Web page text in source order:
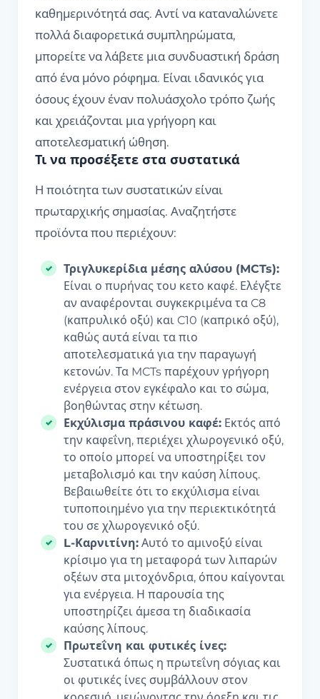
καθημερινότητά σας. Αντί να καταναλώνετε
πολλά διαφορετικά συμπληρώματα,
μπορείτε να λάβετε μια συνδυαστική δράση
από ένα μόνο ρόφημα. Είναι ιδανικός για
όσους έχουν έναν πολυάσχολο τρόπο ζωής
και χρειάζονται μια γρήγορη και
αποτελεσματική ώθηση.
Τι να προσέξετε στα συστατικά
Η ποιότητα των συστατικών είναι
πρωταρχικής σημασίας. Αναζητήστε
προϊόντα που περιέχουν:
Τριγλυκερίδια μέσης αλύσου (MCTs):
Είναι ο πυρήνας του κετο καφέ. Ελέγξτε
αν αναφέρονται συγκεκριμένα τα C8
(καπρυλικό οξύ) και C10 (καπρικό οξύ),
καθώς αυτά είναι τα πιο
αποτελεσματικά για την παραγωγή
κετονών. Τα MCTs παρέχουν γρήγορη
ενέργεια στον εγκέφαλο και το σώμα,
βοηθώντας στην κέτωση.
Εκχύλισμα πράσινου καφέ: Εκτός από
την καφεΐνη, περιέχει χλωρογενικό οξύ,
το οποίο μπορεί να υποστηρίξει τον
μεταβολισμό και την καύση λίπους.
Βεβαιωθείτε ότι το εκχύλισμα είναι
τυποποιημένο για την περιεκτικότητά
του σε χλωρογενικό οξύ.
L-Καρνιτίνη: Αυτό το αμινοξύ είναι
κρίσιμο για τη μεταφορά των λιπαρών
οξέων στα μιτοχόνδρια, όπου καίγονται
για ενέργεια. Η παρουσία της
υποστηρίζει άμεσα τη διαδικασία
καύσης λίπους.
Πρωτεΐνη και φυτικές ίνες:
Συστατικά όπως η πρωτεΐνη σόγιας και
οι φυτικές ίνες συμβάλλουν στον